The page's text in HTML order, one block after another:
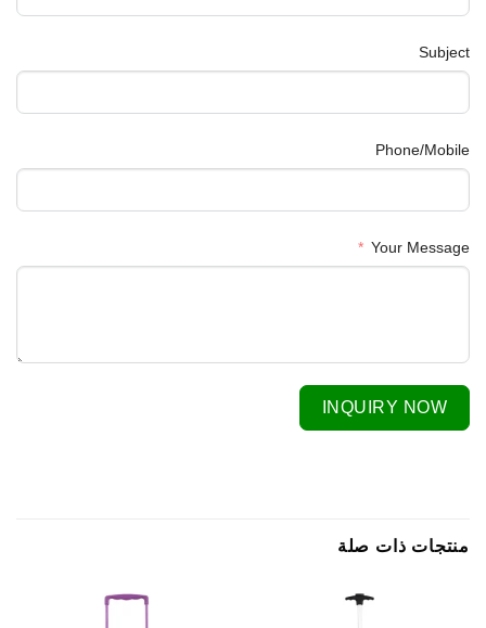
Subject
Phone/Mobile
Your Message
INQUIRY NOW
منتجات ذات صلة